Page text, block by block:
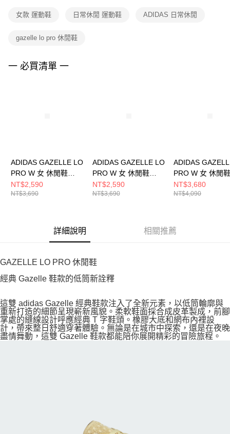
權轉讓予恩沛科技股份有限公司。
３．未成年的使用者請事先徵得法定代理人或監護人之同意方可使用
４．使用「AFTEE先享後付」時，將依據個別帳號之用戶狀況，依本公司即
女款 運動鞋 日常休閒 運動鞋 ADIDAS 日常休閒
gazelle lo pro 休閒鞋
一 必買清單 一
ADIDAS GAZELLE LO
PRO W 女 休閒鞋
JR5744
NT$2,590
NT$3,690
ADIDAS GAZELLE LO
PRO W 女 休閒鞋
JR8893
NT$2,590
NT$3,690
ADIDAS
PRO W 女 休閒鞋
KH6236
NT$3,680
NT$4,090
詳細說明 相關推薦
GAZELLE LO PRO 休閒鞋
經典 Gazelle 鞋款的低筒新詮釋
這雙 adidas Gazelle 經典鞋款注入了全新元素，以低筒輪廓與
重新打造的細節呈現嶄新風貌。柔軟鞋面採合成皮革製成，前腳
掌處的縫線設計呼應經典 T 字鞋頭。橡膠大底和網布內裡設
計，帶來整日舒適穿著體驗。無論是在城市中探索，還是在夜晚
盡情舞動，這雙 Gazelle 鞋款都能陪你展開精彩的冒險旅程。